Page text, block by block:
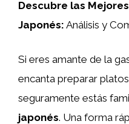
Descubre las
Japonés: Análisis y
Si eres amante de la
encanta preparar
seguramente estás
japonés. Una forma